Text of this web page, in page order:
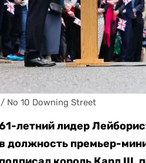
No 10 Downing Street
летний лидер
в должность премьер-